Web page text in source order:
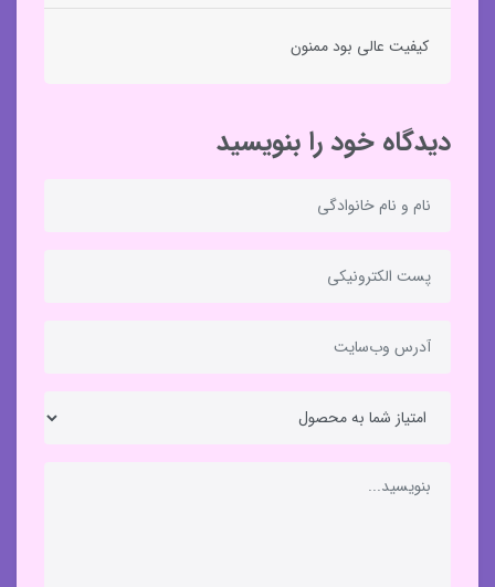
کیفیت عالی بود ممنون
دیدگاه خود را بنویسید